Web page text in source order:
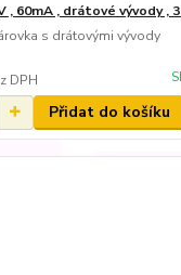
, 60mA , drátové vývody ,
s drátovými vývody
DPH
Přidat do košíku